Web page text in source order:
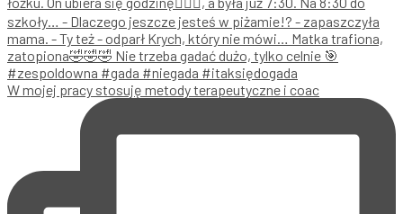
W mojej pracy stosuję metody terapeutyczne i coac